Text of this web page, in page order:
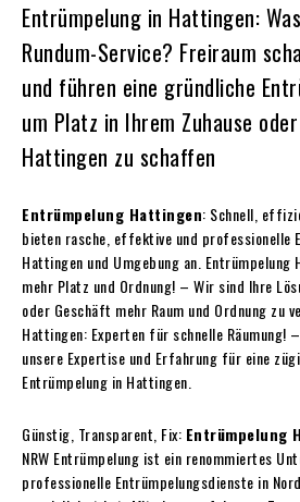
Entrümpelung in Hattingen:
Rundum-Service? Freiraum
und führen eine gründliche
um Platz in Ihrem Zuhause
Hattingen zu schaffen
Entrümpelung Hattingen: Schnell,
bieten rasche, effektive und professionelle
Hattingen und Umgebung an.
mehr Platz und Ordnung! – Wir sind Ihre
oder Geschäft mehr Raum und Ordnung zu
Hattingen: Experten für schnelle Räumung!
unsere Expertise und Erfahrung für eine
Entrümpelung in Hattingen.
Günstig, Transparent, Fix: Entrümpelung
NRW Entrümpelung ist ein renommiertes
professionelle Entrümpelungsdienste in